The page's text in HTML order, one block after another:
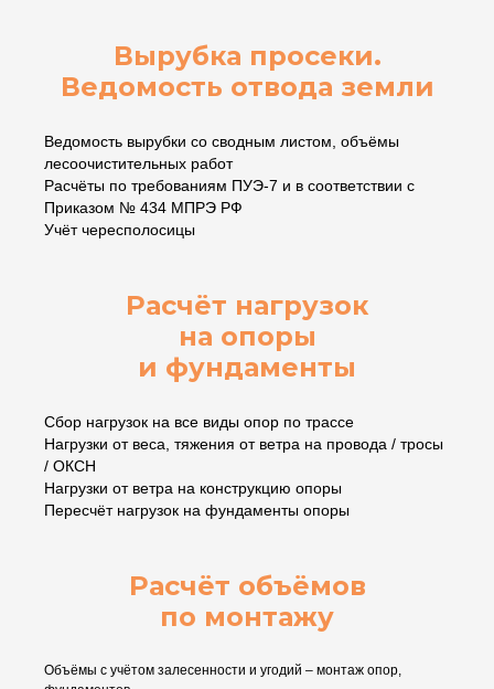
Вырубка просеки.
Ведомость отвода земли
Ведомость вырубки со сводным листом, объёмы
лесоочистительных работ
Расчёты по требованиям ПУЭ-7 и в соответствии с
Приказом № 434 МПРЭ РФ
Учёт чересполосицы
Расчёт нагрузок
на опоры
и фундаменты
Сбор нагрузок на все виды опор по трассе
Нагрузки от веса, тяжения от ветра на провода / тросы
/ ОКСН
Нагрузки от ветра на конструкцию опоры
Пересчёт нагрузок на фундаменты опоры
Расчёт объёмов
по монтажу
Объёмы с учётом залесенности и угодий – монтаж опор,